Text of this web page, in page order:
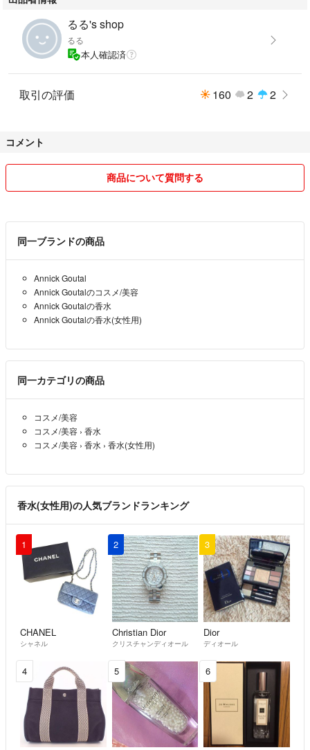
るる's shop
るる
本人確認済
取引の評価 160 2 2
コメント
商品について質問する
同一ブランドの商品
Annick Goutal
Annick Goutalのコスメ/美容
Annick Goutalの香水
Annick Goutalの香水(女性用)
同一カテゴリの商品
コスメ/美容
コスメ/美容 › 香水
コスメ/美容 › 香水 › 香水(女性用)
香水(女性用)の人気ブランドランキング
1
CHANEL
シャネル
2
Christian Dior
クリスチャンディオール
3
Dior
ディオール
4 5 6